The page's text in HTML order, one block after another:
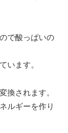
で酸っぱいの
います。
換されます。
ルギーを作り